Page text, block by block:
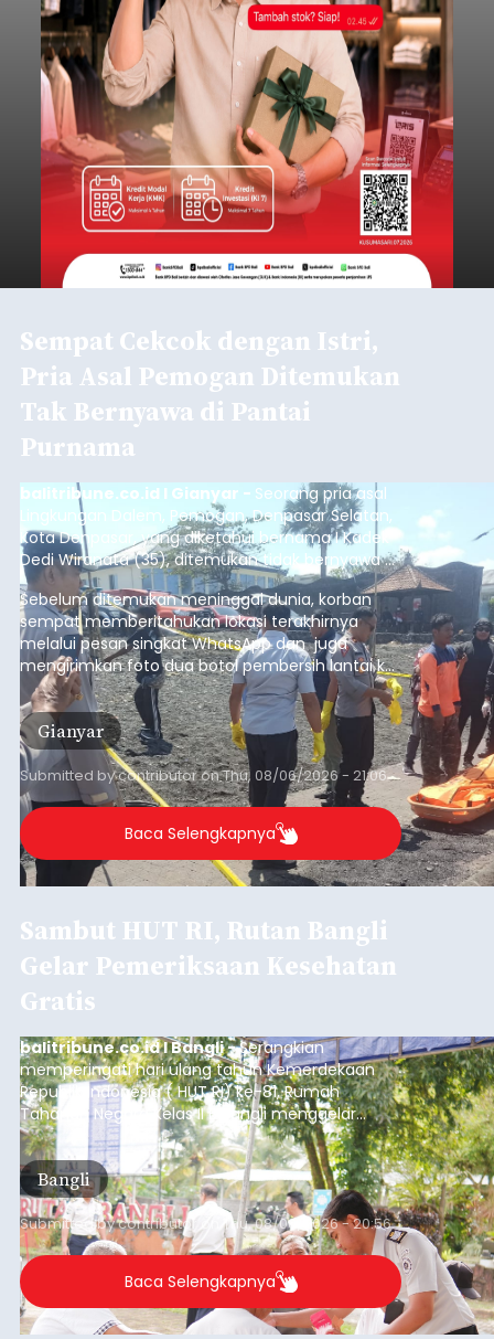
Sempat Cekcok dengan Istri,
Pria Asal Pemogan Ditemukan
Tak Bernyawa di Pantai
Purnama
balitribune.co.id I Gianyar - Seorang pria asal
Lingkungan Dalem, Pemogan, Denpasar Selatan,
Kota Denpasar, yang diketahui bernama I Kadek
Dedi Wiranata (35), ditemukan tidak bernyawa di
pesisir Pantai Purnama, Sukawati.
Sebelum ditemukan meninggal dunia, korban
sempat memberitahukan lokasi terakhirnya
melalui pesan singkat WhatsApp dan juga
mengirimkan foto dua botol pembersih lantai ke
istrinya.
Gianyar
Submitted bycontributoronThu, 08/06/2026 - 21:06
Baca Selengkapnya
Sambut HUT RI, Rutan Bangli
Gelar Pemeriksaan Kesehatan
Gratis
balitribune.co.id I Bangli -Serangkian
memperingati hari ulang tahun Kemerdekaan
Republik Indonesia ( HUT RI) ke-81, Rumah
Tahanan Negara Kelas II B Bangli menggelar
kegiatan pemeriksaan kesehatan gratis, Rabu
(6/8/2026).
Bangli
Submitted bycontributor Thu, 08/06/2026 - 20:56
Baca Selengkapnya